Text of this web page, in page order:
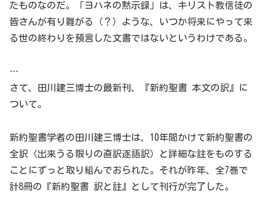
たものなのだ。「ヨハネの黙示録」は、キリスト教信徒の
皆さんが有り難がる（？）ような、いつか将来にやって来
る世の終わりを預言した文書ではないというわけである。
…
さて、田川建三博士の最新刊、『新約聖書 本文の訳』に
ついて。
新約聖書学者の田川建三博士は、10年間かけて新約聖書の
全訳（出来うる限りの直訳逐語訳）と詳細な註をものする
ことにずっと取り組んでおられた。それが昨年、全7巻で
計8冊の『新約聖書 訳と註』として刊行が完了した。